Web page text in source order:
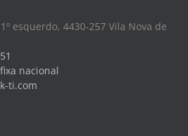
esquerdo, 4430-257 Vila Nova de
nacional
ti.com